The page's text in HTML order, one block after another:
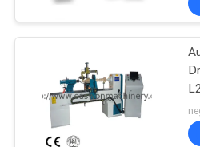
FABRIK-
AUSFLUG
Maschine